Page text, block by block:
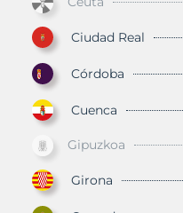
Ciudad Real
Córdoba
Cuenca
Gipuzkoa
Girona